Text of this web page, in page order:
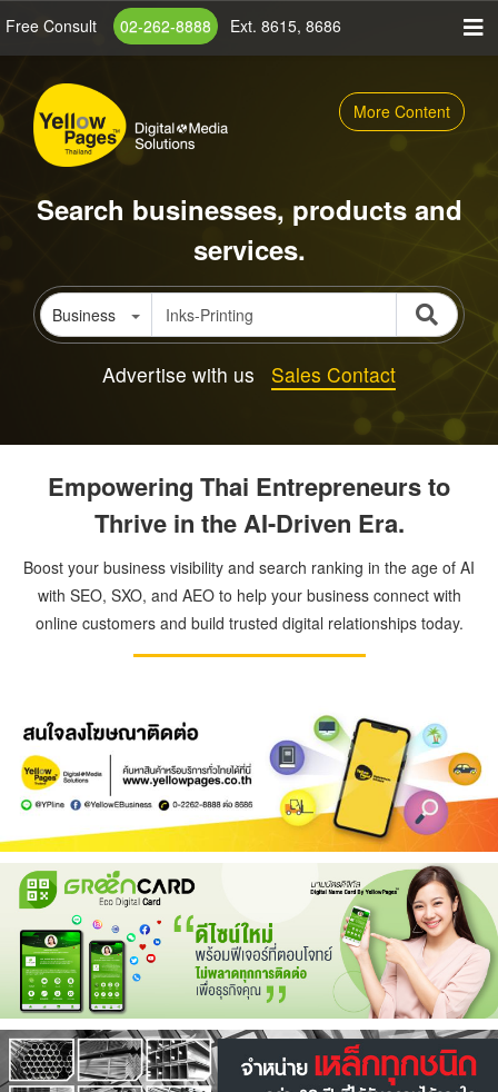
content
Free Consult 02-262-8888 Ext. 8615, 8686
More Content
Search businesses, products and
services.
Business
Advertise with us Sales Contact
Empowering Thai Entrepreneurs to
Thrive in the AI-Driven Era.
Boost your business visibility and search ranking in the age of AI
with SEO, SXO, and AEO to help your business connect with
online customers and build trusted digital relationships today.